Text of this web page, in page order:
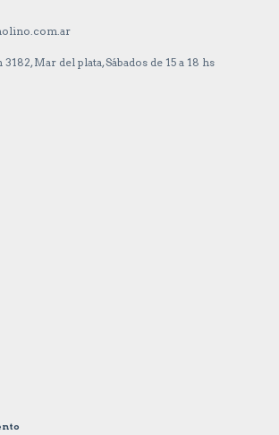
Mar del plata, Sábados de 15 a 18 hs